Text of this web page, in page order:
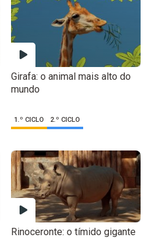
Girafa: o animal mais alto do
mundo
1.º CICLO 2.º CICLO
Rinoceronte: o tímido gigante